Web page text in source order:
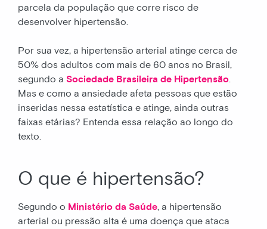
parcela da população que corre risco de
desenvolver hipertensão.
Por sua vez, a hipertensão arterial atinge cerca de
50% dos adultos com mais de 60 anos no Brasil,
segundo a Sociedade Brasileira de Hipertensão.
Mas e como a ansiedade afeta pessoas que estão
inseridas nessa estatística e atinge, ainda outras
faixas etárias? Entenda essa relação ao longo do
texto.
O que é hipertensão?
Segundo o Ministério da Saúde, a hipertensão
arterial ou pressão alta é uma doença que ataca